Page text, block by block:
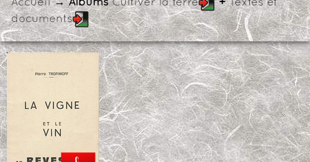
Accueil→ AlbumsCultiver la terre +Textes et
documents